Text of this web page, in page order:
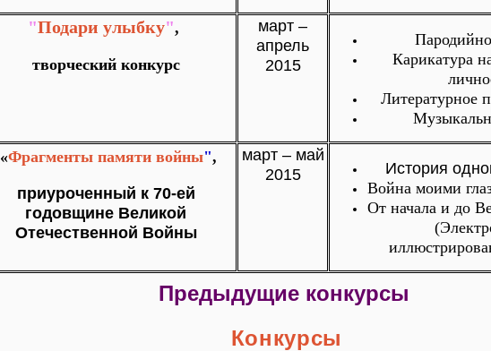
"Подари улыбку",
творческий конкурс
март –
апрель
2015
Карикатура
Литературное
«Фрагменты памяти войны",
приуроченный к 70-ей
годовщине Великой
Отечественной Войны
март – май
2015
История
Война моими
От начала и до
Предыдущие конкурсы
Конкурсы